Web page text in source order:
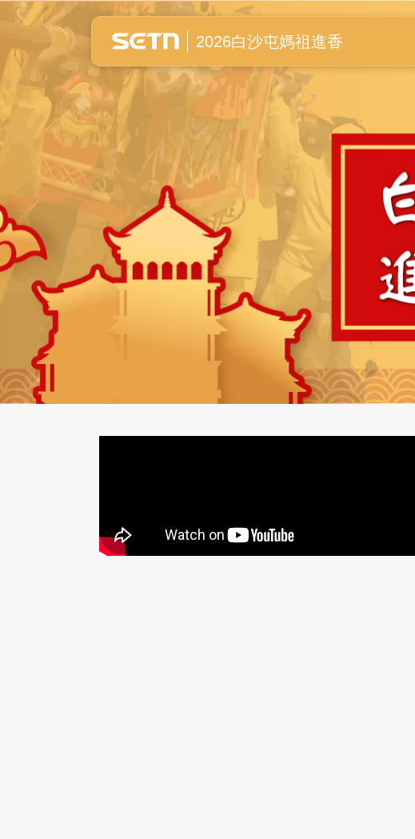
白沙屯媽祖進香全紀錄
2026白沙屯媽祖進香